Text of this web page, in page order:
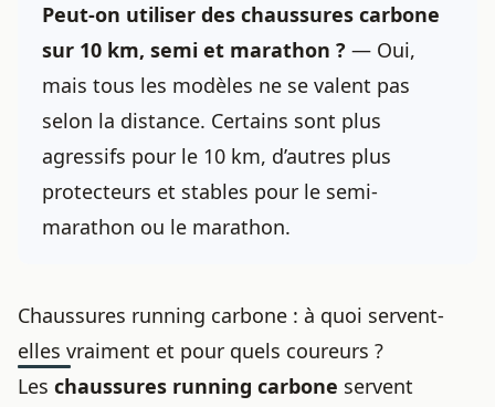
Peut-on utiliser des chaussures carbone
sur 10 km, semi et marathon ? — Oui,
mais tous les modèles ne se valent pas
selon la distance. Certains sont plus
agressifs pour le 10 km, d’autres plus
protecteurs et stables pour le semi-
marathon ou le marathon.
Chaussures running carbone : à quoi servent-
elles vraiment et pour quels coureurs ?
Les chaussures running carbone servent